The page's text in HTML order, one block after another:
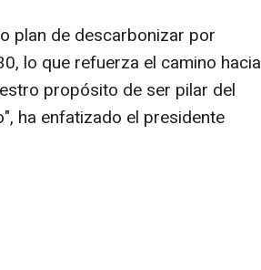
plan de descarbonizar por
lo que refuerza el camino hacia
propósito de ser pilar del
ha enfatizado el presidente